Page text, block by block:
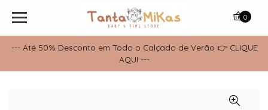
--- Até 50% Desconto em Todo o Calçado de Verão 👉 CLIQUE
AQUI ---
0